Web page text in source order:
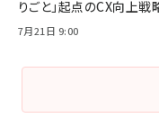
りごと」起点のCX向上戦
7月21日 9:00